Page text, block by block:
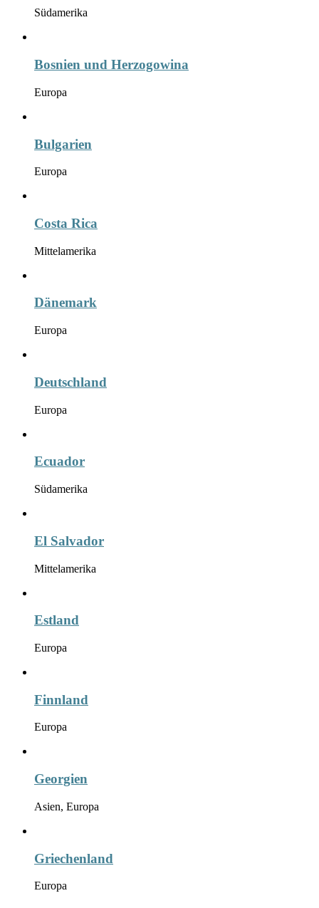
Südamerika
Bosnien und Herzogowina
Europa
Bulgarien
Europa
Costa Rica
Mittelamerika
Dänemark
Europa
Deutschland
Europa
Ecuador
Südamerika
El Salvador
Mittelamerika
Estland
Europa
Finnland
Europa
Georgien
Asien, Europa
Griechenland
Europa